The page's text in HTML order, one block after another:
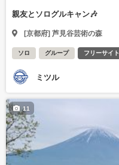
親友とソログルキャン🎶
[京都府] 芦見谷芸術の森
ソロ グループ フリーサイト
ミツル
11